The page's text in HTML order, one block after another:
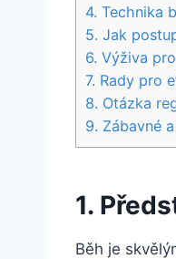
4. Technika
5. Jak
6. Výživa
7. Rady pro
8. Otázka
9. Zábavné
1.
Běh je